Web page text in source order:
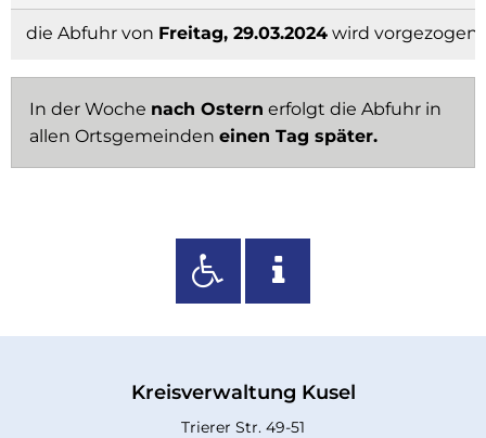
die Abfuhr von Freitag, 29.03.2024 wird vorgezogen
In der Woche nach Ostern erfolgt die Abfuhr in
allen Ortsgemeinden einen Tag später.
Kreisverwaltung Kusel
Trierer Str. 49-51